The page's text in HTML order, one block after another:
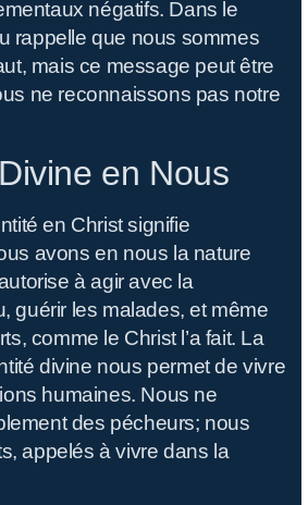
négatifs. Dans le
rappelle que nous sommes
mais ce message peut être
ne reconnaissons pas notre
en Nous
en Christ signifie
avons en nous la nature
à agir avec la
guérir les malades, et même
comme le Christ l’a fait. La
divine nous permet de vivre
humaines. Nous ne
des pécheurs; nous
appelés à vivre dans la